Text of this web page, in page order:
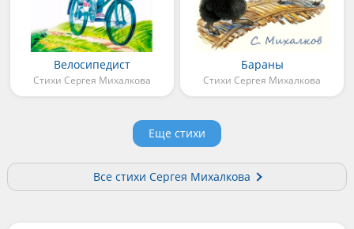
Велосипедист
Стихи Сергея Михалкова
Бараны
Стихи Сергея Михалкова
Еще стихи
Все стихи Сергея Михалкова